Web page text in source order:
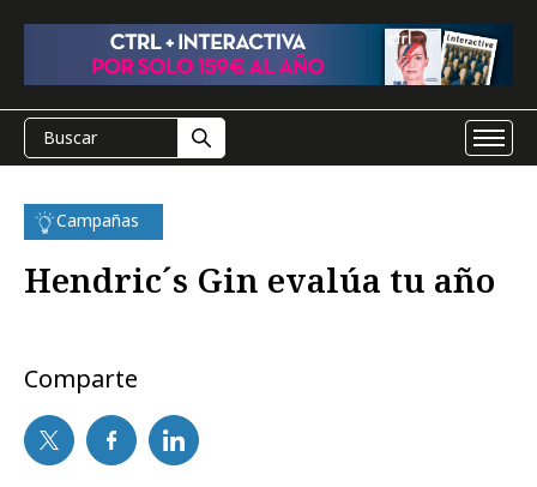
Campañas
Hendric´s Gin evalúa tu año
Comparte